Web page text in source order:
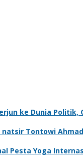
ke Dunia Politik,
Tontowi
Pesta Yoga